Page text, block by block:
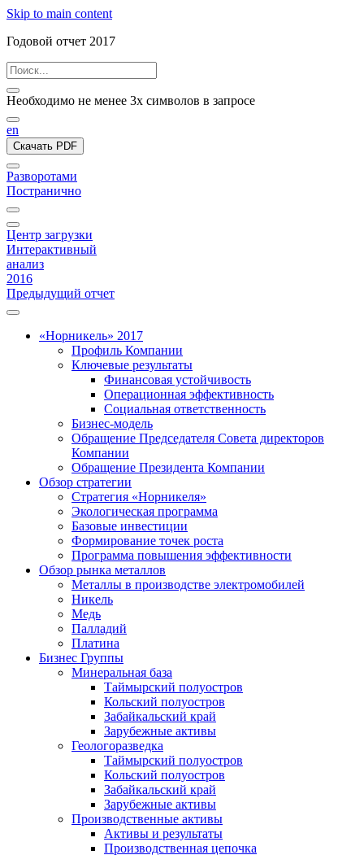
Skip to main content
Годовой отчет 2017
Необходимо не менее 3х символов в запросе
en
Скачать PDF
Разворотами
Постранично
Центр загрузки
Интерактивный
анализ
2016
Предыдущий отчет
«Норникель» 2017
Профиль Компании
Ключевые результаты
Финансовая устойчивость
Операционная эффективность
Социальная ответственность
Бизнес-модель
Обращение Председателя Совета директоров
Компании
Обращение Президента Компании
Обзор стратегии
Стратегия «Норникеля»
Экологическая программа
Базовые инвестиции
Формирование точек роста
Программа повышения эффективности
Обзор рынка металлов
Металлы в производстве электромобилей
Никель
Медь
Палладий
Платина
Бизнес Группы
Минеральная база
Таймырский полуостров
Кольский полуостров
Забайкальский край
Зарубежные активы
Геологоразведка
Таймырский полуостров
Кольский полуостров
Забайкальский край
Зарубежные активы
Производственные активы
Активы и результаты
Производственная цепочка